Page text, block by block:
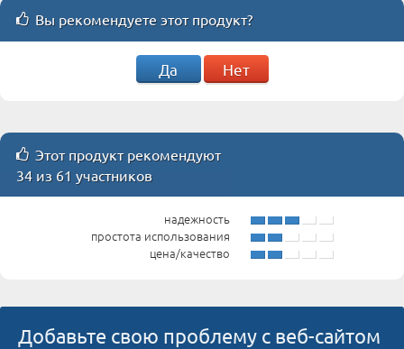
Вы рекомендуете этот продукт?
Да Нет
Этот продукт рекомендуют
34 из 61 участников
надежность
простота использования
цена/качество
Добавьте свою проблему с веб-сайтом